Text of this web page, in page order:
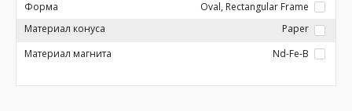
Форма
Oval, Rectangular Frame
Материал конуса
Paper
Материал магнита
Nd-Fe-B